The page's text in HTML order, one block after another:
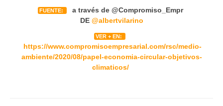
FUENTE: a través de@Compromiso_Empr
DE @albertvilarino
VER + EN:
https://www.compromisoempresarial.com/rsc/medio-
ambiente/2020/08/papel-economia-circular-objetivos-
climaticos/